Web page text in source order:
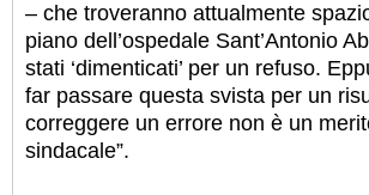
– che troveranno attualmente
piano dell’ospedale Sant’Antonio
stati ‘dimenticati’ per un refuso.
far passare questa svista per un
correggere un errore non è un
sindacale”.